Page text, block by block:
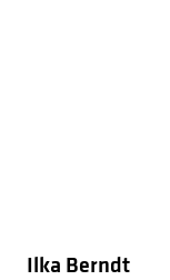
Ilka Berndt